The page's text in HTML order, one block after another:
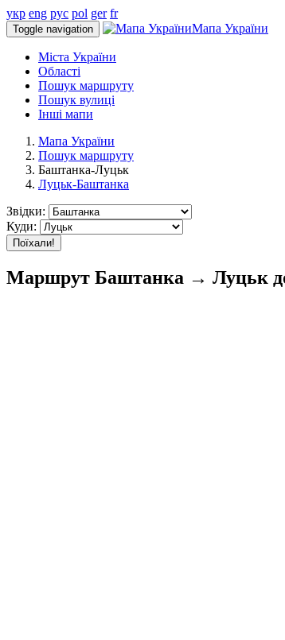
укр eng рус pol ger fr
Toggle navigation Мапа України
Міста України
Області
Пошук маршруту
Пошук вулиці
Інші мапи
Мапа України
Пошук маршруту
Баштанка-Луцьк
Луцьк-Баштанка
Звідки:
Куди:
Поїхали!
Маршрут Баштанка → Луцьк